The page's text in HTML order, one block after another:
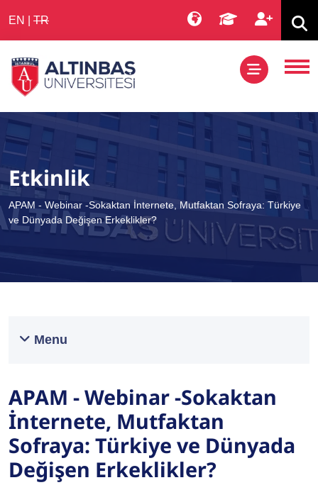
EN TR
Etkinlik
APAM - Webinar -Sokaktan İnternete, Mutfaktan Sofraya: Türkiye
ve Dünyada Değişen Erkeklikler?
Menu
APAM - Webinar -Sokaktan
İnternete, Mutfaktan
Sofraya: Türkiye ve Dünyada
Değişen Erkeklikler?